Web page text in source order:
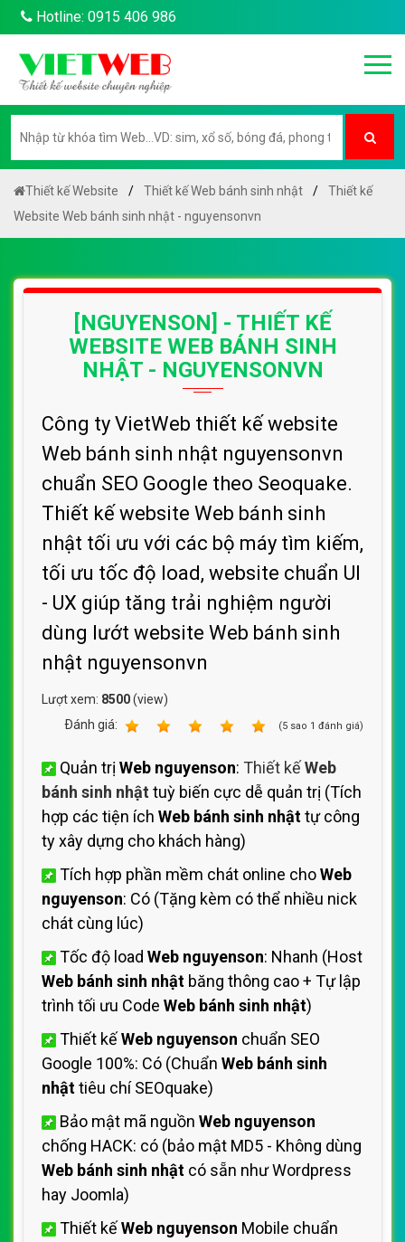
Hotline: 0915 406 986
Thiết kế Website Thiết kế Web bánh sinh nhật
Thiết kế
Website Web bánh sinh nhật - nguyensonvn
[NGUYENSON] - THIẾT KẾ
WEBSITE WEB BÁNH SINH
NHẬT - NGUYENSONVN
Công ty VietWeb thiết kế website
Web bánh sinh nhật nguyensonvn
chuẩn SEO Google theo Seoquake.
Thiết kế website Web bánh sinh
nhật tối ưu với các bộ máy tìm kiếm,
tối ưu tốc độ load, website chuẩn UI
- UX giúp tăng trải nghiệm người
dùng lướt website Web bánh sinh
nhật nguyensonvn
Lượt xem: 8500(view)
Ðánh giá:
(5 sao 1 đánh giá)
Quản trị Web nguyenson: Thiết kếWeb
bánh sinh nhật tuỳ biến cực dễ quản trị (Tích
hợp các tiện ích Web bánh sinh nhậttự công
ty xây dựng cho khách hàng)
Tích hợp phần mềm chát online choWeb
nguyenson: Có (Tặng kèm có thể nhiều nick
chát cùng lúc)
Tốc độ load Web nguyenson: Nhanh (Host
Web bánh sinh nhật băng thông cao + Tự lập
trình tối ưu Code Web bánh sinh nhật)
Thiết kếWeb nguyenson chuẩn SEO
Google 100%: Có (Chuẩn Web bánh sinh
nhậttiêu chí SEOquake)
Bảo mật mã nguồn Web nguyenson
chống HACK: có (bảo mật MD5 - Không dùng
Web bánh sinh nhật có sẵn như Wordpress
hay Joomla)
Thiết kếWeb nguyenson Mobile chuẩn